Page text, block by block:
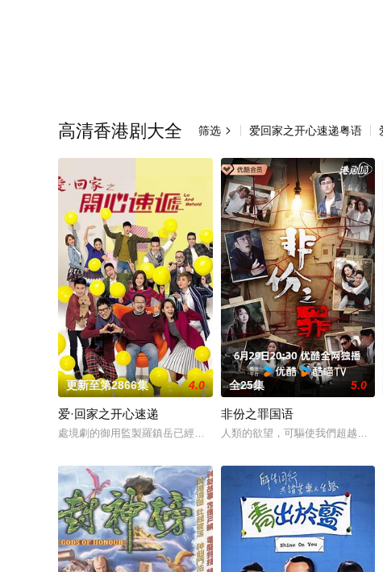
高清香港剧大全 筛选  爱回家之开心速递粤语
更新至第2866集 4.0
爱·回家之开心速递
處境劇的御用監製羅鎮岳已經準備開拍新一套處境劇，暫定叫《愛．
全25集 5.0
非份之罪国语
人類的欲望，可驅使我們超越自